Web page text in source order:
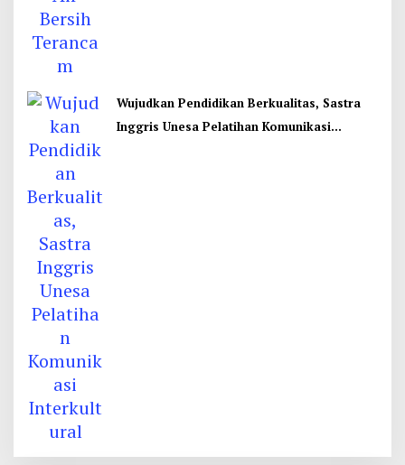
Wujudkan Pendidikan Berkualitas, Sastra
Inggris Unesa Pelatihan Komunikasi